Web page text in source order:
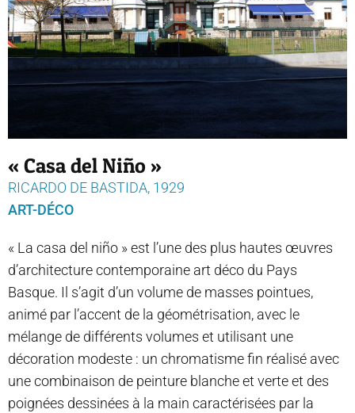
« Casa del Niño »
RICARDO DE BASTIDA, 1929
ART-DÉCO
« La casa del niño » est l’une des plus hautes œuvres
d’architecture contemporaine art déco du Pays
Basque. Il s’agit d’un volume de masses pointues,
animé par l’accent de la géométrisation, avec le
mélange de différents volumes et utilisant une
décoration modeste : un chromatisme fin réalisé avec
une combinaison de peinture blanche et verte et des
poignées dessinées à la main caractérisées par la